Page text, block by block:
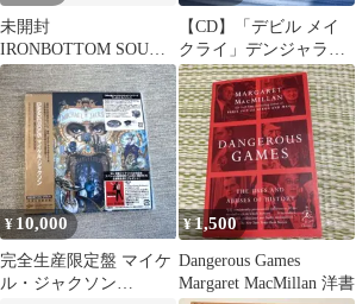
未開封
IRONBOTTOM SOUND
同人音楽 ◇5
【CD】「デビル メイ
クライ」デンジャラ
ス・ヒッツ
¥ 10,000
完全生産限定盤 マイケ
ル・ジャクソン
¥1,500
Dangerous Games
Margaret MacMillan 洋書